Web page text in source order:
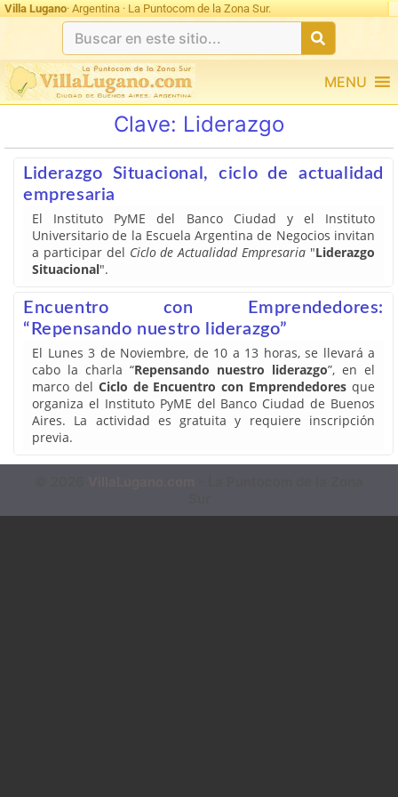
Villa Lugano· Argentina · La Puntocom de la Zona Sur.
MENU
Clave: Liderazgo
Liderazgo Situacional, ciclo de actualidad
empresaria
El Instituto PyME del Banco Ciudad y el Instituto
Universitario de la Escuela Argentina de Negocios invitan
a participar del Ciclo de Actualidad Empresaria "Liderazgo
Situacional".
Encuentro con Emprendedores:
“Repensando nuestro liderazgo”
El Lunes 3 de Noviembre, de 10 a 13 horas, se llevará a
cabo la charla “Repensando nuestro liderazgo”, en el
marco del Ciclo de Encuentro con Emprendedores que
organiza el Instituto PyME del Banco Ciudad de Buenos
Aires. La actividad es gratuita y requiere inscripción
previa.